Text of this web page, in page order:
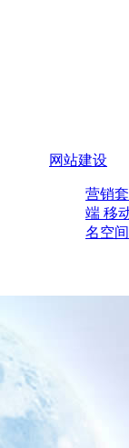
网站建设
营销
端 移
名空